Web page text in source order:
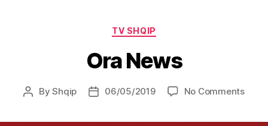
Categories
TV SHQIP
Ora News
PostByShqip
Post06/05/2019 No Commentson